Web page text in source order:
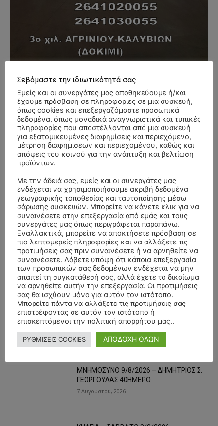
- Advertisment -
ΟΙ ΤΑΣΕΙΣ ΤΩΡΑ
ΜΝΗΜΟΣΥΝΟ 9/8/2026 – ΔΗΜΗΤΡΙΟΣ Σ.
ΓΕΩΡΓΟΥΛΑΣ 40ΗΜΕΡΟ
7 Αυγούστου, 2026
Σεβόμαστε την ιδιωτικότητά σας
Εμείς και οι συνεργάτες μας αποθηκεύουμε ή/και
έχουμε πρόσβαση σε πληροφορίες σε μια συσκευή,
όπως cookies και επεξεργαζόμαστε προσωπικά
δεδομένα, όπως μοναδικά αναγνωριστικά και τυπικές
πληροφορίες που αποστέλλονται από μια συσκευή
για εξατομικευμένες διαφημίσεις και περιεχόμενο,
μέτρηση διαφημίσεων και περιεχομένου, καθώς και
απόψεις του κοινού για την ανάπτυξη και βελτίωση
προϊόντων.
Με την άδειά σας, εμείς και οι συνεργάτες μας
ενδέχεται να χρησιμοποιήσουμε ακριβή δεδομένα
γεωγραφικής τοποθεσίας και ταυτοποίησης μέσω
σάρωσης συσκευών. Μπορείτε να κάνετε κλικ για να
συναινέσετε στην επεξεργασία από εμάς και τους
συνεργάτες μας όπως περιγράφεται παραπάνω.
Εναλλακτικά, μπορείτε να αποκτήσετε πρόσβαση σε
πιο λεπτομερείς πληροφορίες και να αλλάξετε τις
προτιμήσεις σας πριν συναινέσετε ή να αρνηθείτε να
συναινέσετε. Λάβετε υπόψη ότι κάποια επεξεργασία
των προσωπικών σας δεδομένων ενδέχεται να μην
απαιτεί τη συγκατάθεσή σας, αλλά έχετε το δικαίωμα
να αρνηθείτε αυτήν την επεξεργασία. Οι προτιμήσεις
σας θα ισχύουν μόνο για αυτόν τον ιστότοπο.
Μπορείτε πάντα να αλλάξετε τις προτιμήσεις σας
επιστρέφοντας σε αυτόν τον ιστότοπο ή
επισκεπτόμενοι την πολιτική απορρήτου μας..
ΡΥΘΜΙΣΕΙΣ COOKIES ΑΠΟΔΟΧΗ ΟΛΩΝ